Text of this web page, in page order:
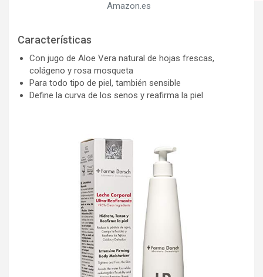
Amazon.es
Características
Con jugo de Aloe Vera natural de hojas frescas,
colágeno y rosa mosqueta
Para todo tipo de piel, también sensible
Define la curva de los senos y reafirma la piel